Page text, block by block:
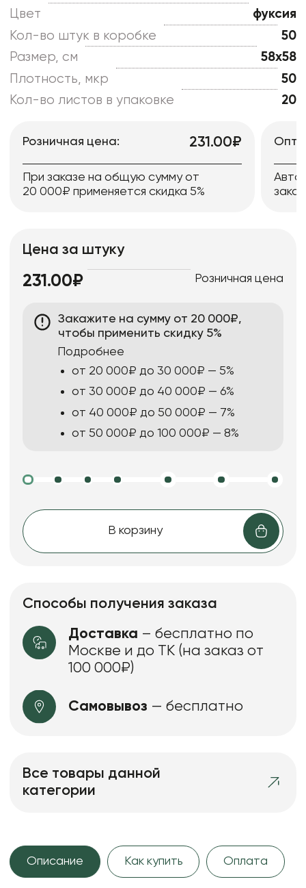
Цвет
фуксия
Кол-во штук в коробке
50
Размер, см
58x58
Плотность, мкр
50
Кол-во листов в упаковке
20
Розничная цена: 231.00₽
При заказе на общую сумму от
20 000₽ применяется скидка 5%
Цена за штуку
231.00₽ Розничная цена
Закажите на сумму от 20 000₽,
чтобы применить скидку 5%
Подробнее
от 20 000₽ до 30 000₽ — 5%
от 30 000₽ до 40 000₽ — 6%
от 40 000₽ до 50 000₽ — 7%
от 50 000₽ до 100 000₽ — 8%
В корзину
Способы получения заказа
Доставка – бесплатно по
Москве и до ТК (на заказ от
100 000₽)
Самовывоз — бесплатно
Все товары данной
категории
Описание Как купить Оплата